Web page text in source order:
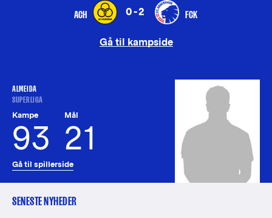
ACH 0-2 FCK
Gå til kampside
ALMEIDA
SUPERLIGA
Kampe
93
Mål
21
Gå til spillerside
SENESTE NYHEDER